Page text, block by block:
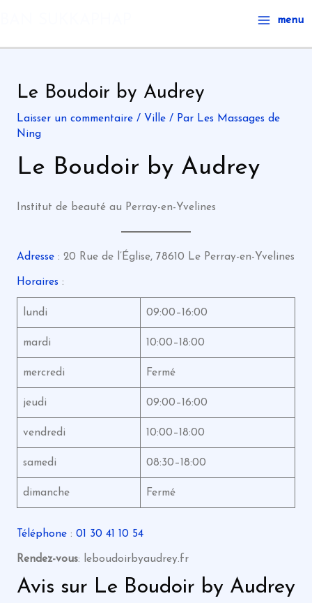
contenu
Main
Menu
menu
Le Boudoir by Audrey
Laisser un commentaire / Ville/ Par Les Massages de
Ning
Le Boudoir by Audrey
Institut de beauté au Perray-en-Yvelines
Adresse: 20 Rue de l’Église, 78610 Le Perray-en-Yvelines
Horaires :
lundi 09:00–16:00
mardi 10:00–18:00
mercredi Fermé
jeudi 09:00–16:00
vendredi 10:00–18:00
samedi 08:30–18:00
dimanche Fermé
Téléphone: 01 30 41 10 54
Rendez-vous: leboudoirbyaudrey.fr
Avis sur Le Boudoir by Audrey